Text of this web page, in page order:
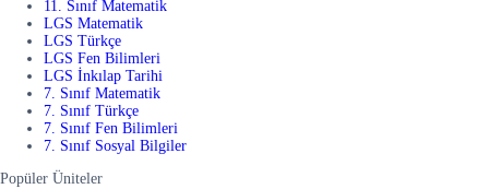
11. Sınıf Matematik
LGS Matematik
LGS Türkçe
LGS Fen Bilimleri
LGS İnkılap Tarihi
7. Sınıf Matematik
7. Sınıf Türkçe
7. Sınıf Fen Bilimleri
7. Sınıf Sosyal Bilgiler
Popüler Üniteler